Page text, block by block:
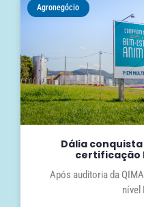
Agronegócio
Dália
certificação
Após auditoria da
nível